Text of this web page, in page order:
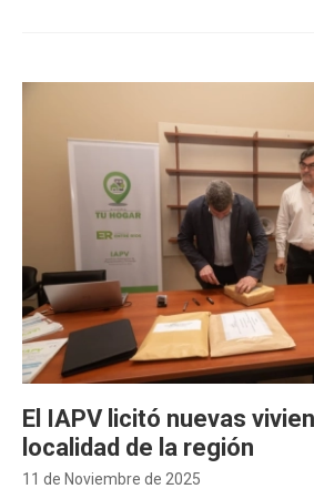
11 de Noviembre de 2025
El IAPV licitó nuevas
localidad de la región